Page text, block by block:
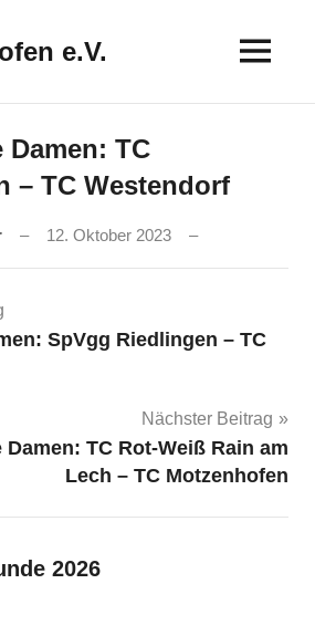
e.V.
TC
– TC Westendorf
12. Oktober 2023
SpVgg Riedlingen – TC
Nächster Beitrag
TC Rot-Weiß Rain am
Lech – TC Motzenhofen
2026